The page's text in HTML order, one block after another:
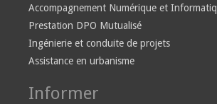
Accompagnement Numérique et
Prestation DPO Mutualisé
Ingénierie et conduite de projets
Assistance en urbanisme
Informer